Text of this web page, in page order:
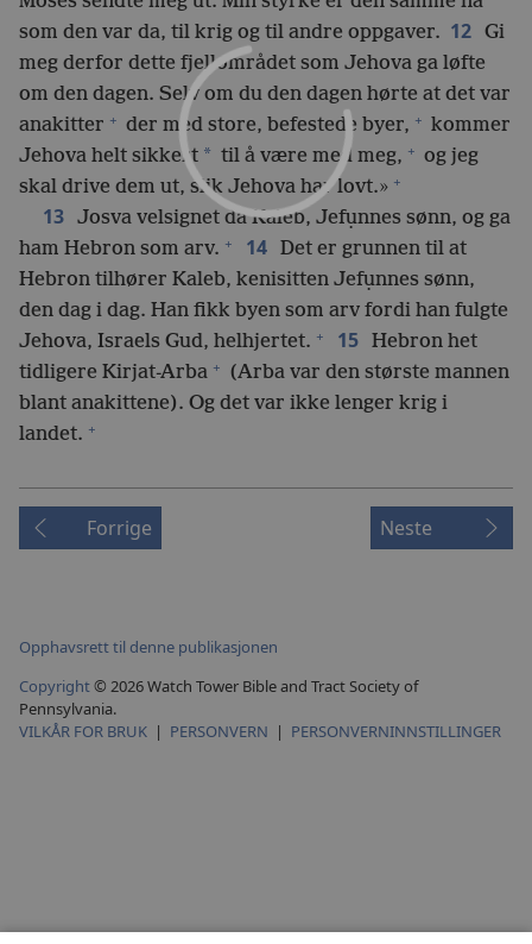
som den var da, til krig og til andre oppgaver. 12 Gi
meg derfor dette fjellområdet som Jehova ga løfte
om den dagen. Selv om du den dagen hørte at det var
anakitter + der med store, befestede byer, + kommer
Jehova helt sikkert * til å være med meg, + og jeg
skal drive dem ut, slik Jehova har lovt.» +
13 Josva velsignet da Kaleb, Jefụnnes sønn, og ga
ham Hebron som arv. + 14 Det er grunnen til at
Hebron tilhører Kaleb, kenisitten Jefụnnes sønn,
den dag i dag. Han fikk byen som arv fordi han fulgte
Jehova, Israels Gud, helhjertet. + 15 Hebron het
tidligere Kirjat-Arba + (Arba var den største mannen
blant anakittene). Og det var ikke lenger krig i
landet. +
Forrige Neste
Opphavsrett til denne publikasjonen
Copyright© 2026 Watch Tower Bible and Tract Society of
Pennsylvania.
VILKÅR FOR BRUK | PERSONVERN | PERSONVERNINNSTILLINGER